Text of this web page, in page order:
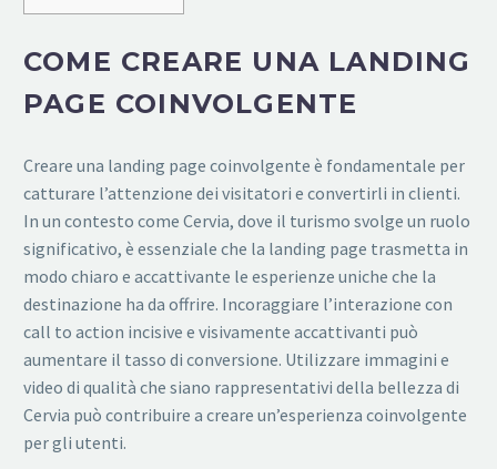
COME CREARE UNA LANDING
PAGE COINVOLGENTE
Creare una landing page coinvolgente è fondamentale per
catturare l’attenzione dei visitatori e convertirli in clienti.
In un contesto come Cervia, dove il turismo svolge un ruolo
significativo, è essenziale che la landing page trasmetta in
modo chiaro e accattivante le esperienze uniche che la
destinazione ha da offrire. Incoraggiare l’interazione con
call to action incisive e visivamente accattivanti può
aumentare il tasso di conversione. Utilizzare immagini e
video di qualità che siano rappresentativi della bellezza di
Cervia può contribuire a creare un’esperienza coinvolgente
per gli utenti.